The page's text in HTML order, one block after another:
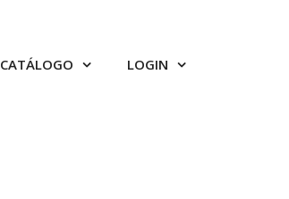
CATÁLOGO LOGIN